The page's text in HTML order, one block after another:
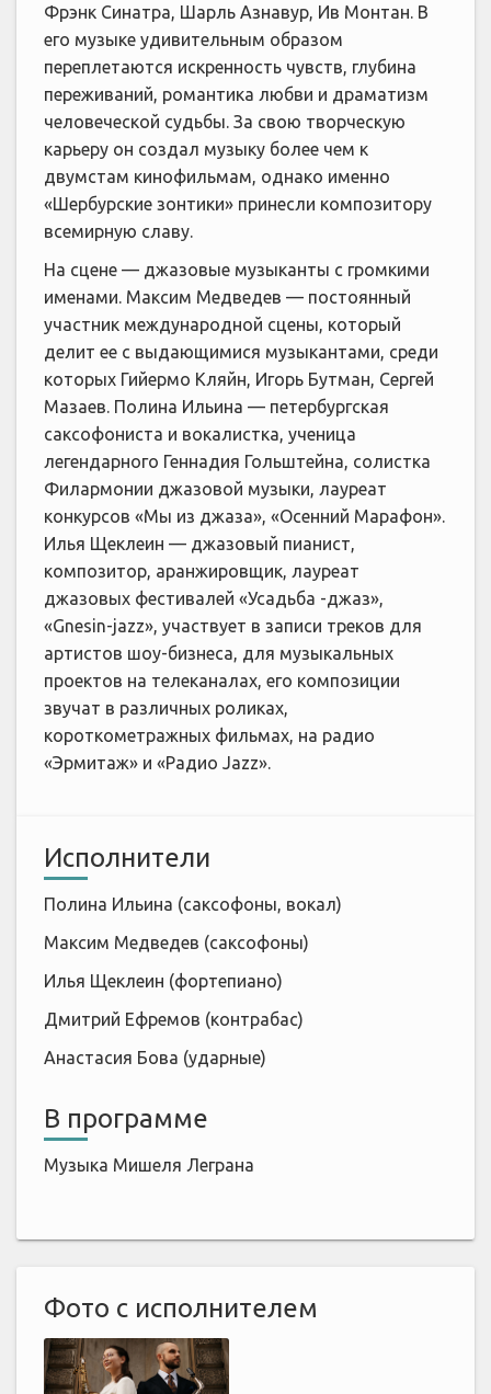
Фрэнк Синатра, Шарль Азнавур, Ив Монтан. В
его музыке удивительным образом
переплетаются искренность чувств, глубина
переживаний, романтика любви и драматизм
человеческой судьбы. За свою творческую
карьеру он создал музыку более чем к
двумстам кинофильмам, однако именно
«Шербурские зонтики» принесли композитору
всемирную славу.
На сцене — джазовые музыканты с громкими
именами. Максим Медведев — постоянный
участник международной сцены, который
делит ее с выдающимися музыкантами, среди
которых Гийермо Кляйн, Игорь Бутман, Сергей
Мазаев. Полина Ильина — петербургская
саксофониста и вокалистка, ученица
легендарного Геннадия Гольштейна, солистка
Филармонии джазовой музыки, лауреат
конкурсов «Мы из джаза», «Осенний Марафон».
Илья Щеклеин — джазовый пианист,
композитор, аранжировщик, лауреат
джазовых фестивалей «Усадьба -джаз»,
«Gnesin-jazz», участвует в записи треков для
артистов шоу-бизнеса, для музыкальных
проектов на телеканалах, его композиции
звучат в различных роликах,
короткометражных фильмах, на радио
«Эрмитаж» и «Радио Jazz».
Исполнители
Полина Ильина (саксофоны, вокал)
Максим Медведев (саксофоны)
Илья Щеклеин (фортепиано)
Дмитрий Ефремов (контрабас)
Анастасия Бова (ударные)
В программе
Музыка Мишеля Леграна
Фото с исполнителем